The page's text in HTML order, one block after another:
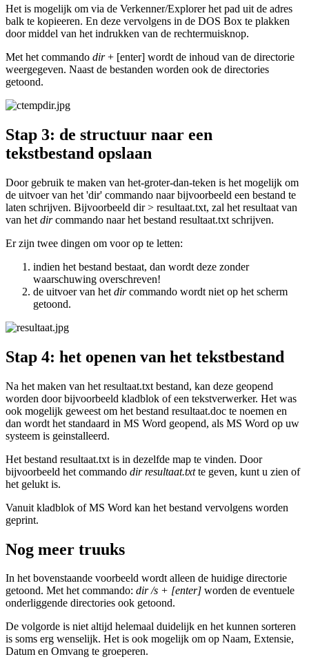
Het is mogelijk om via de Verkenner/Explorer het pad uit de adres
balk te kopieeren. En deze vervolgens in de DOS Box te plakken
door middel van het indrukken van de rechtermuisknop.
Met het commando dir+ [enter] wordt de inhoud van de directorie
weergegeven. Naast de bestanden worden ook de directories
getoond.
Stap 3: de structuur naar een
tekstbestand opslaan
Door gebruik te maken van het-groter-dan-teken is het mogelijk om
de uitvoer van het 'dir' commando naar bijvoorbeeld een bestand te
laten schrijven. Bijvoorbeeld dir > resultaat.txt, zal het resultaat van
van het dircommando naar het bestand resultaat.txt schrijven.
Er zijn twee dingen om voor op te letten:
indien het bestand bestaat, dan wordt deze zonder
waarschuwing overschreven!
de uitvoer van het dircommando wordt niet op het scherm
getoond.
Stap 4: het openen van het tekstbestand
Na het maken van het resultaat.txt bestand, kan deze geopend
worden door bijvoorbeeld kladblok of een tekstverwerker. Het was
ook mogelijk geweest om het bestand resultaat.doc te noemen en
dan wordt het standaard in MS Word geopend, als MS Word op uw
systeem is geinstalleerd.
Het bestand resultaat.txt is in dezelfde map te vinden. Door
bijvoorbeeld het commando dir resultaat.txtte geven, kunt u zien of
het gelukt is.
Vanuit kladblok of MS Word kan het bestand vervolgens worden
geprint.
Nog meer truuks
In het bovenstaande voorbeeld wordt alleen de huidige directorie
getoond. Met het commando: dir /s + [enter] worden de eventuele
onderliggende directories ook getoond.
De volgorde is niet altijd helemaal duidelijk en het kunnen sorteren
is soms erg wenselijk. Het is ook mogelijk om op Naam, Extensie,
Datum en Omvang te groeperen.